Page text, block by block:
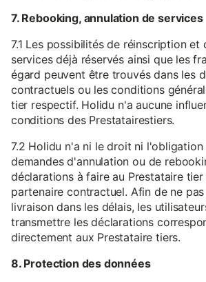
7. Rebooking, annulation de services
7.1 Les possibilités de réinscription et
services déjà réservés ainsi que les
égard peuvent être trouvés dans les
contractuels ou les conditions
tier respectif. Holidu n'a aucune
conditions des Prestatairestiers.
7.2 Holidu n'a ni le droit ni
demandes d'annulation ou de
déclarations à faire au Prestataire
partenaire contractuel. Afin de ne
livraison dans les délais, les
transmettre les déclarations
directement aux Prestataire tiers.
8. Protection des données